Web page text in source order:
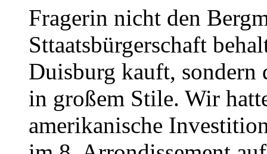
Fragerin nicht den
Sttaatsbürgerschaft
Duisburg kauft,
in großem Stile. Wir
amerikanische